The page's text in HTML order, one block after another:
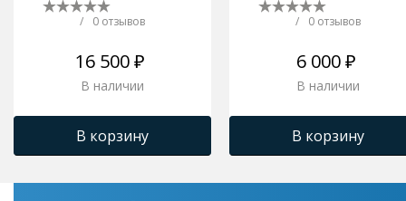
/ 0 отзывов
16 500 ₽
В наличии
В корзину
/ 0 отзывов
6 000 ₽
В наличии
В корзину